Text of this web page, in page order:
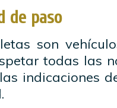
de paso
son
todas las
indicaciones